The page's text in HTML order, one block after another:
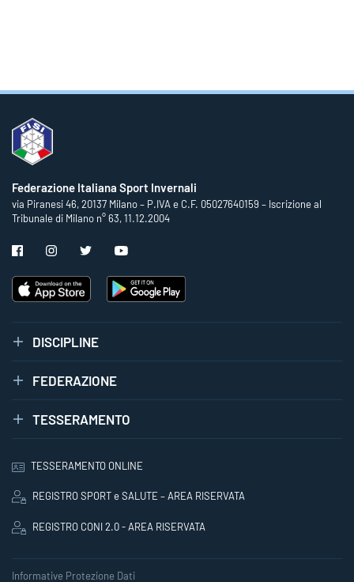
Federazione Italiana Sport Invernali
via Piranesi 46, 20137 Milano – P.IVA e C.F. 05027640159 – Iscrizione al
Tribunale di Milano n° 63, 11.12.2004
DISCIPLINE
FEDERAZIONE
TESSERAMENTO
TESSERAMENTO ONLINE
REGISTRO SPORT e SALUTE – AREA RISERVATA
REGISTRO CONI 2.0 - AREA RISERVATA
Informative Protezione Dati